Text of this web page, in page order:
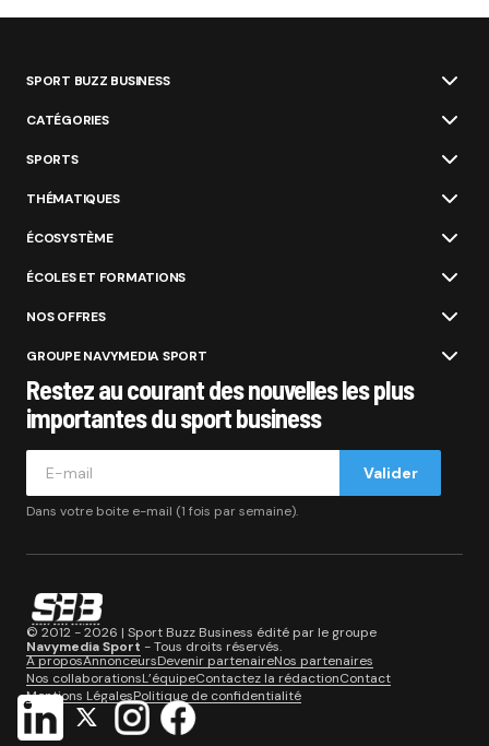
SPORT BUZZ BUSINESS
CATÉGORIES
SPORTS
THÉMATIQUES
ÉCOSYSTÈME
ÉCOLES ET FORMATIONS
NOS OFFRES
GROUPE NAVYMEDIA SPORT
Restez au courant des nouvelles les plus
importantes du sport business
Valider
Dans votre boite e-mail (1 fois par semaine).
© 2012 - 2026 | Sport Buzz Business édité par le groupe
Navymedia Sport - Tous droits réservés.
A proposAnnonceursDevenir partenaireNos partenaires
Nos collaborationsL’équipeContactez la rédactionContact
Mentions LégalesPolitique de confidentialité